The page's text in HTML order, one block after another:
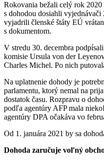
Rokovania bežali celý rok
s dohodou dosiahli
vyjadrili členské štáty EÚ
s dokumentom.
V stredu 30. decembra
komisie Ursula von der
Charles Michel. Po nich
Na uplatnenie dohody je
parlamentu, ktorý nemal na
dostatok času. Rozpravu o
podľa agentúry AFP mala
agentúry DPA očakáva vo
Od 1. januára 2021 by sa
Dohoda zaručuje voľný